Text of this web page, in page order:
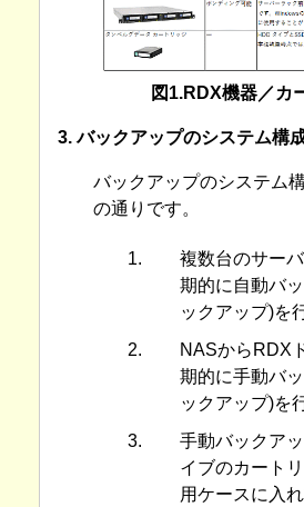
図1.RDX機器／カ
3. バックアップのシステム構
バックアップのシステム
の通りです。
複数台のサー
期的に自動バ
ックアップ)を
NASからRDX
期的に手動バ
ックアップ)を
手動バックア
イブのカート
用ケースに入